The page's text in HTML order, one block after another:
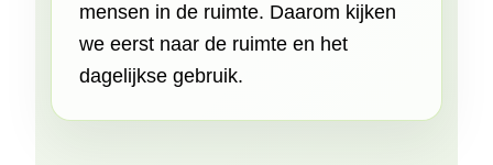
mensen in de ruimte. Daarom kijken
we eerst naar de ruimte en het
dagelijkse gebruik.